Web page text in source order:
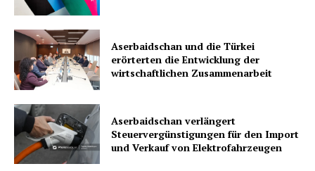
Aserbaidschan und die Türkei
erörterten die Entwicklung der
wirtschaftlichen Zusammenarbeit
Aserbaidschan verlängert
Steuervergünstigungen für den Import
und Verkauf von Elektrofahrzeugen